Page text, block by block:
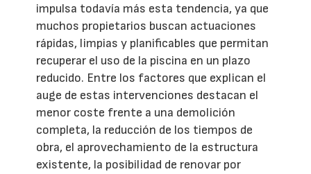
impulsa todavía más esta tendencia, ya que
muchos propietarios buscan actuaciones
rápidas, limpias y planificables que permitan
recuperar el uso de la piscina en un plazo
reducido. Entre los factores que explican el
auge de estas intervenciones destacan el
menor coste frente a una demolición
completa, la reducción de los tiempos de
obra, el aprovechamiento de la estructura
existente, la posibilidad de renovar por